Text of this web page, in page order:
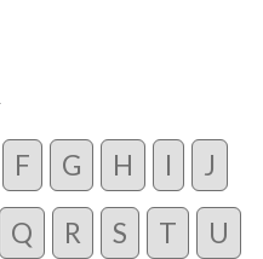
F G H I J
Q R S T U